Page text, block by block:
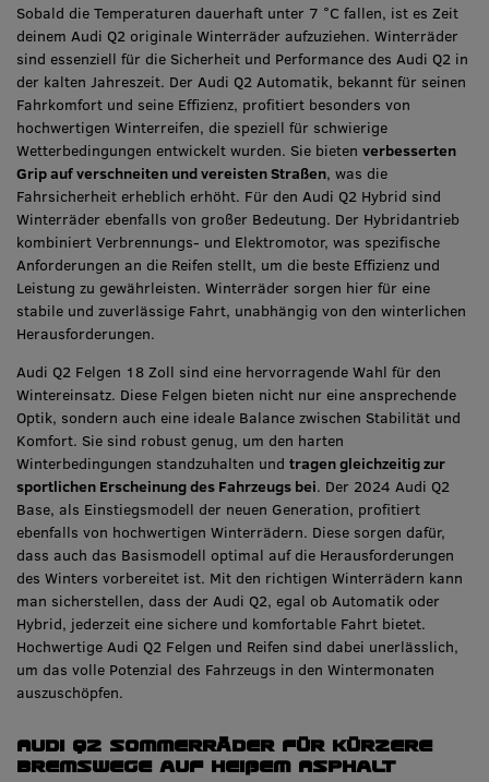
Sobald die Temperaturen dauerhaft unter 7 °C fallen, ist es Zeit
deinem Audi Q2 originale Winterräder aufzuziehen. Winterräder
sind essenziell für die Sicherheit und Performance des Audi Q2 in
der kalten Jahreszeit. Der Audi Q2 Automatik, bekannt für seinen
Fahrkomfort und seine Effizienz, profitiert besonders von
hochwertigen Winterreifen, die speziell für schwierige
Wetterbedingungen entwickelt wurden. Sie bieten verbesserten
Grip auf verschneiten und vereisten Straßen, was die
Fahrsicherheit erheblich erhöht. Für den Audi Q2 Hybrid sind
Winterräder ebenfalls von großer Bedeutung. Der Hybridantrieb
kombiniert Verbrennungs- und Elektromotor, was spezifische
Anforderungen an die Reifen stellt, um die beste Effizienz und
Leistung zu gewährleisten. Winterräder sorgen hier für eine
stabile und zuverlässige Fahrt, unabhängig von den winterlichen
Herausforderungen.
Audi Q2 Felgen 18 Zoll sind eine hervorragende Wahl für den
Wintereinsatz. Diese Felgen bieten nicht nur eine ansprechende
Optik, sondern auch eine ideale Balance zwischen Stabilität und
Komfort. Sie sind robust genug, um den harten
Winterbedingungen standzuhalten und tragen gleichzeitig zur
sportlichen Erscheinung des Fahrzeugs bei. Der 2024 Audi Q2
Base, als Einstiegsmodell der neuen Generation, profitiert
ebenfalls von hochwertigen Winterrädern. Diese sorgen dafür,
dass auch das Basismodell optimal auf die Herausforderungen
des Winters vorbereitet ist. Mit den richtigen Winterrädern kann
man sicherstellen, dass der Audi Q2, egal ob Automatik oder
Hybrid, jederzeit eine sichere und komfortable Fahrt bietet.
Hochwertige Audi Q2 Felgen und Reifen sind dabei unerlässlich,
um das volle Potenzial des Fahrzeugs in den Wintermonaten
auszuschöpfen.
Audi Q2 Sommerräder für kürzere
Bremswege auf heißem Asphalt